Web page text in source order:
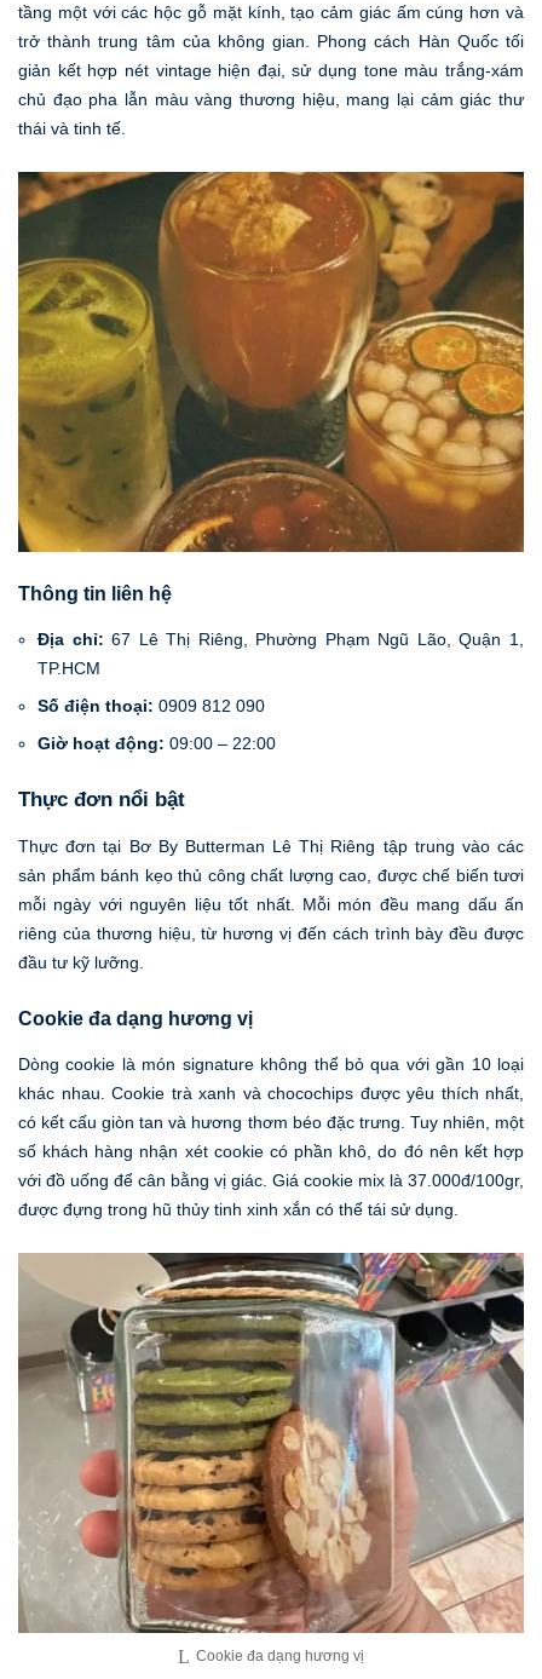
tầng một với các hộc gỗ mặt kính, tạo cảm giác ấm cúng hơn và
trở thành trung tâm của không gian. Phong cách Hàn Quốc tối
giản kết hợp nét vintage hiện đại, sử dụng tone màu trắng-xám
chủ đạo pha lẫn màu vàng thương hiệu, mang lại cảm giác thư
thái và tinh tế.
Thông tin liên hệ
Địa chỉ: 67 Lê Thị Riêng, Phường Phạm Ngũ Lão, Quận 1,
TP.HCM
Số điện thoại: 0909 812 090
Giờ hoạt động: 09:00 – 22:00
Thực đơn nổi bật
Thực đơn tại Bơ By Butterman Lê Thị Riêng tập trung vào các
sản phẩm bánh kẹo thủ công chất lượng cao, được chế biến tươi
mỗi ngày với nguyên liệu tốt nhất. Mỗi món đều mang dấu ấn
riêng của thương hiệu, từ hương vị đến cách trình bày đều được
đầu tư kỹ lưỡng.
Cookie đa dạng hương vị
Dòng cookie là món signature không thể bỏ qua với gần 10 loại
khác nhau. Cookie trà xanh và chocochips được yêu thích nhất,
có kết cấu giòn tan và hương thơm béo đặc trưng. Tuy nhiên, một
số khách hàng nhận xét cookie có phần khô, do đó nên kết hợp
với đồ uống để cân bằng vị giác. Giá cookie mix là 37.000đ/100gr,
được đựng trong hũ thủy tinh xinh xắn có thể tái sử dụng.
Cookie đa dạng hương vị